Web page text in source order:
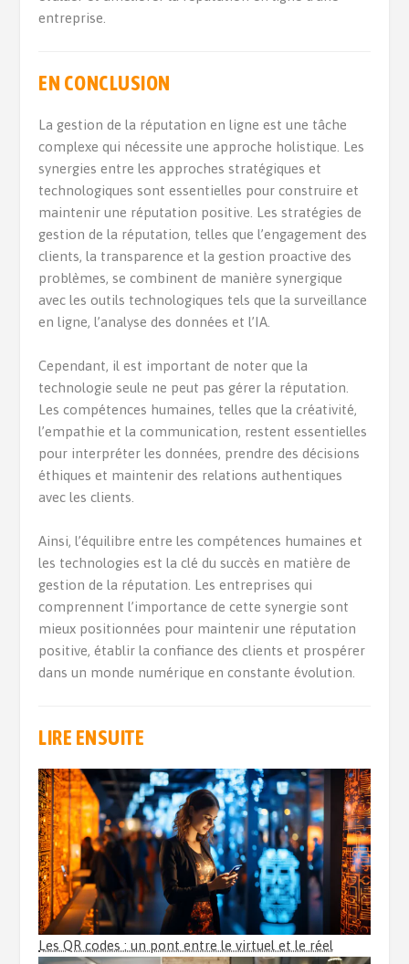
entreprise.
EN CONCLUSION
La gestion de la réputation en ligne est une tâche
complexe qui nécessite une approche holistique. Les
synergies entre les approches stratégiques et
technologiques sont essentielles pour construire et
maintenir une réputation positive. Les stratégies de
gestion de la réputation, telles que l’engagement des
clients, la transparence et la gestion proactive des
problèmes, se combinent de manière synergique
avec les outils technologiques tels que la surveillance
en ligne, l’analyse des données et l’IA.
Cependant, il est important de noter que la
technologie seule ne peut pas gérer la réputation.
Les compétences humaines, telles que la créativité,
l’empathie et la communication, restent essentielles
pour interpréter les données, prendre des décisions
éthiques et maintenir des relations authentiques
avec les clients.
Ainsi, l’équilibre entre les compétences humaines et
les technologies est la clé du succès en matière de
gestion de la réputation. Les entreprises qui
comprennent l’importance de cette synergie sont
mieux positionnées pour maintenir une réputation
positive, établir la confiance des clients et prospérer
dans un monde numérique en constante évolution.
LIRE ENSUITE
Les QR codes : un pont entre le virtuel et le réel